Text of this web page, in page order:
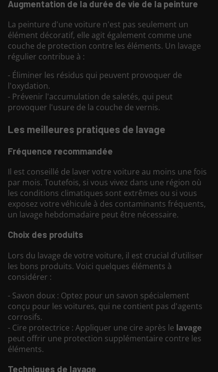
Augmentation de la durée de vie de la peinture
La peinture d'une voiture n'est pas seulement un
élément décoratif, elle agit également comme une
couche de protection contre les éléments. Un lavage
régulier contribue à :
- Éliminer les résidus qui peuvent provoquer de
l'oxydation.
- Prévenir l'accumulation de saletés, qui peut
provoquer l'usure de la couche de vernis.
Les meilleures pratiques de lavage
Fréquence recommandée
Il est conseillé de laver votre voiture au moins une fois
par mois. Toutefois, si vous vivez dans une région où
les conditions climatiques sont extrêmes ou si vous
exposez votre véhicule à des contaminants fréquents,
un lavage hebdomadaire peut être nécessaire.
Choix des produits
Lors du lavage de votre voiture, il est crucial d'utiliser
les bons produits. Voici quelques éléments à
considérer :
- Savon doux : Optez pour un savon spécialement
conçu pour les voitures, qui ne contient pas d'agents
corrosifs.
- Cire protectrice : Appliquer une cire après le lavage
peut offrir une protection supplémentaire contre les
éléments.
Techniques de lavage